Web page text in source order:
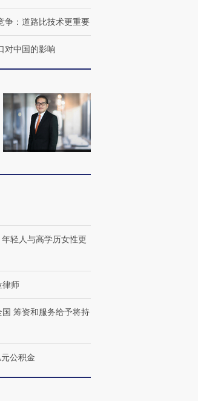
育部长拱下台
现】寻找100种
CFO：不靠规模取胜，华
争：道路比技术更重要
对中国的影响
轻人与高学历女性更
律师
筹资和服务给予将持
公积金